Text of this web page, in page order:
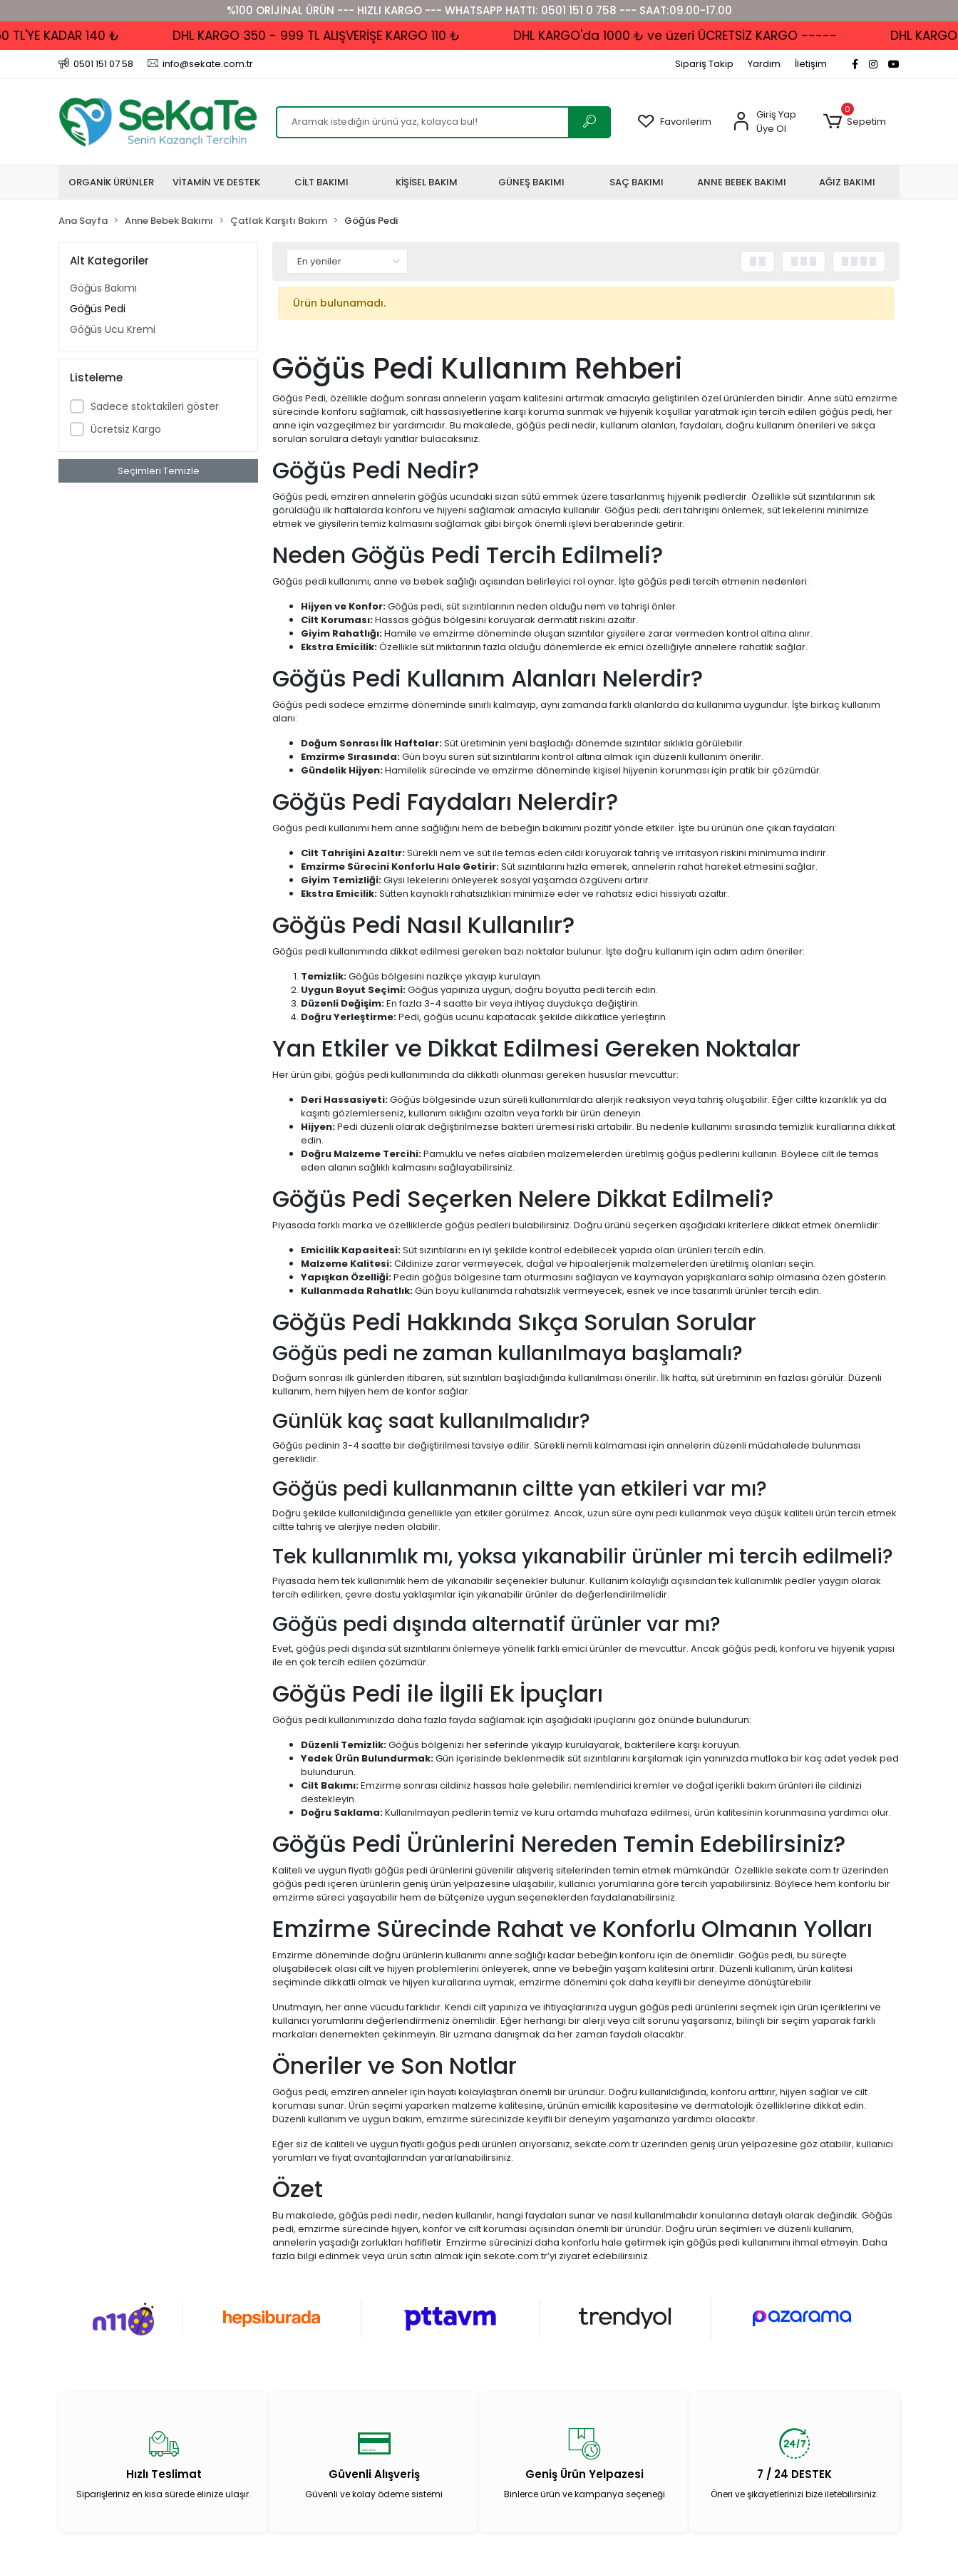
%100 ORİJİNAL ÜRÜN --- HIZLI KARGO --- WHATSAPP HATTI: 0501 151 0 758 --- SAAT:09.00-17.00
KADAR 140 ₺ DHL KARGO 350 - 999 TL ALIŞVERİŞE KARGO 110 ₺ DHL KARGO'da 1000 ₺ ve üzeri ÜCRETSİZ KARGO ----- DHL
0501 151 07 58 info@sekate.com.tr Sipariş Takip Yardım İletişim
Favorilerim
Giriş Yap
Üye Ol
0
Sepetim
ORGANİK ÜRÜNLER VİTAMİN VE DESTEK CİLT BAKIMI KİŞİSEL BAKIM GÜNEŞ BAKIMI SAÇ BAKIMI ANNE BEBEK BAKIMI AĞIZ BAKIMI
Ana Sayfa Anne Bebek Bakımı Çatlak Karşıtı Bakım Göğüs Pedi
Alt Kategoriler
Göğüs Bakımı
Göğüs Pedi
Göğüs Ucu Kremi
Listeleme
Sadece stoktakileri göster
Ücretsiz Kargo
Seçimleri Temizle
Ürün bulunamadı.
Göğüs Pedi Kullanım Rehberi
Göğüs Pedi, özellikle doğum sonrası annelerin yaşam kalitesini artırmak amacıyla geliştirilen özel ürünlerden biridir. Anne sütü emzirme
sürecinde konforu sağlamak, cilt hassasiyetlerine karşı koruma sunmak ve hijyenik koşullar yaratmak için tercih edilen göğüs pedi, her
anne için vazgeçilmez bir yardımcıdır. Bu makalede, göğüs pedi nedir, kullanım alanları, faydaları, doğru kullanım önerileri ve sıkça
sorulan sorulara detaylı yanıtlar bulacaksınız.
Göğüs Pedi Nedir?
Göğüs pedi, emziren annelerin göğüs ucundaki sızan sütü emmek üzere tasarlanmış hijyenik pedlerdir. Özellikle süt sızıntılarının sık
görüldüğü ilk haftalarda konforu ve hijyeni sağlamak amacıyla kullanılır. Göğüs pedi; deri tahrişini önlemek, süt lekelerini minimize
etmek ve giysilerin temiz kalmasını sağlamak gibi birçok önemli işlevi beraberinde getirir.
Neden Göğüs Pedi Tercih Edilmeli?
Göğüs pedi kullanımı, anne ve bebek sağlığı açısından belirleyici rol oynar. İşte göğüs pedi tercih etmenin nedenleri:
Hijyen ve Konfor:Göğüs pedi, süt sızıntılarının neden olduğu nem ve tahrişi önler.
Cilt Koruması:Hassas göğüs bölgesini koruyarak dermatit riskini azaltır.
Giyim Rahatlığı:Hamile ve emzirme döneminde oluşan sızıntılar giysilere zarar vermeden kontrol altına alınır.
Ekstra Emicilik:Özellikle süt miktarının fazla olduğu dönemlerde ek emici özelliğiyle annelere rahatlık sağlar.
Göğüs Pedi Kullanım Alanları Nelerdir?
Göğüs pedi sadece emzirme döneminde sınırlı kalmayıp, aynı zamanda farklı alanlarda da kullanıma uygundur. İşte birkaç kullanım
alanı:
Doğum Sonrası İlk Haftalar:Süt üretiminin yeni başladığı dönemde sızıntılar sıklıkla görülebilir.
Emzirme Sırasında:Gün boyu süren süt sızıntılarını kontrol altına almak için düzenli kullanım önerilir.
Gündelik Hijyen:Hamilelik sürecinde ve emzirme döneminde kişisel hijyenin korunması için pratik bir çözümdür.
Göğüs Pedi Faydaları Nelerdir?
Göğüs pedi kullanımı hem anne sağlığını hem de bebeğin bakımını pozitif yönde etkiler. İşte bu ürünün öne çıkan faydaları:
Cilt Tahrişini Azaltır:Sürekli nem ve süt ile temas eden cildi koruyarak tahriş ve irritasyon riskini minimuma indirir.
Emzirme Sürecini Konforlu Hale Getirir:Süt sızıntılarını hızla emerek, annelerin rahat hareket etmesini sağlar.
Giyim Temizliği:Giysi lekelerini önleyerek sosyal yaşamda özgüveni artırır.
Ekstra Emicilik:Sütten kaynaklı rahatsızlıkları minimize eder ve rahatsız edici hissiyatı azaltır.
Göğüs Pedi Nasıl Kullanılır?
Göğüs pedi kullanımında dikkat edilmesi gereken bazı noktalar bulunur. İşte doğru kullanım için adım adım öneriler:
Temizlik:Göğüs bölgesini nazikçe yıkayıp kurulayın.
Uygun Boyut Seçimi:Göğüs yapınıza uygun, doğru boyutta pedi tercih edin.
Düzenli Değişim:En fazla 3-4 saatte bir veya ihtiyaç duydukça değiştirin.
Doğru Yerleştirme:Pedi, göğüs ucunu kapatacak şekilde dikkatlice yerleştirin.
Yan Etkiler ve Dikkat Edilmesi Gereken Noktalar
Her ürün gibi, göğüs pedi kullanımında da dikkatli olunması gereken hususlar mevcuttur:
Deri Hassasiyeti:Göğüs bölgesinde uzun süreli kullanımlarda alerjik reaksiyon veya tahriş oluşabilir. Eğer ciltte kızarıklık ya da
kaşıntı gözlemlerseniz, kullanım sıklığını azaltın veya farklı bir ürün deneyin.
Hijyen:Pedi düzenli olarak değiştirilmezse bakteri üremesi riski artabilir. Bu nedenle kullanımı sırasında temizlik kurallarına dikkat
edin.
Doğru Malzeme Tercihi:Pamuklu ve nefes alabilen malzemelerden üretilmiş göğüs pedlerini kullanın. Böylece cilt ile temas
eden alanın sağlıklı kalmasını sağlayabilirsiniz.
Göğüs Pedi Seçerken Nelere Dikkat Edilmeli?
Piyasada farklı marka ve özelliklerde göğüs pedleri bulabilirsiniz. Doğru ürünü seçerken aşağıdaki kriterlere dikkat etmek önemlidir:
Emicilik Kapasitesi:Süt sızıntılarını en iyi şekilde kontrol edebilecek yapıda olan ürünleri tercih edin.
Malzeme Kalitesi:Cildinize zarar vermeyecek, doğal ve hipoalerjenik malzemelerden üretilmiş olanları seçin.
Yapışkan Özelliği:Pedin göğüs bölgesine tam oturmasını sağlayan ve kaymayan yapışkanlara sahip olmasına özen gösterin.
Kullanmada Rahatlık:Gün boyu kullanımda rahatsızlık vermeyecek, esnek ve ince tasarımlı ürünler tercih edin.
Göğüs Pedi Hakkında Sıkça Sorulan Sorular
Göğüs pedi ne zaman kullanılmaya başlamalı?
Doğum sonrası ilk günlerden itibaren, süt sızıntıları başladığında kullanılması önerilir. İlk hafta, süt üretiminin en fazlası görülür. Düzenli
kullanım, hem hijyen hem de konfor sağlar.
Günlük kaç saat kullanılmalıdır?
Göğüs pedinin 3-4 saatte bir değiştirilmesi tavsiye edilir. Sürekli nemli kalmaması için annelerin düzenli müdahalede bulunması
gereklidir.
Göğüs pedi kullanmanın ciltte yan etkileri var mı?
Doğru şekilde kullanıldığında genellikle yan etkiler görülmez. Ancak, uzun süre aynı pedi kullanmak veya düşük kaliteli ürün tercih etmek
ciltte tahriş ve alerjiye neden olabilir.
Tek kullanımlık mı, yoksa yıkanabilir ürünler mi tercih edilmeli?
Piyasada hem tek kullanımlık hem de yıkanabilir seçenekler bulunur. Kullanım kolaylığı açısından tek kullanımlık pedler yaygın olarak
tercih edilirken, çevre dostu yaklaşımlar için yıkanabilir ürünler de değerlendirilmelidir.
Göğüs pedi dışında alternatif ürünler var mı?
Evet, göğüs pedi dışında süt sızıntılarını önlemeye yönelik farklı emici ürünler de mevcuttur. Ancak göğüs pedi, konforu ve hijyenik yapısı
ile en çok tercih edilen çözümdür.
Göğüs Pedi ile İlgili Ek İpuçları
Göğüs pedi kullanımınızda daha fazla fayda sağlamak için aşağıdaki ipuçlarını göz önünde bulundurun:
Düzenli Temizlik:Göğüs bölgenizi her seferinde yıkayıp kurulayarak, bakterilere karşı koruyun.
Yedek Ürün Bulundurmak:Gün içerisinde beklenmedik süt sızıntılarını karşılamak için yanınızda mutlaka bir kaç adet yedek ped
bulundurun.
Cilt Bakımı:Emzirme sonrası cildiniz hassas hale gelebilir; nemlendirici kremler ve doğal içerikli bakım ürünleri ile cildinizi
destekleyin.
Doğru Saklama:Kullanılmayan pedlerin temiz ve kuru ortamda muhafaza edilmesi, ürün kalitesinin korunmasına yardımcı olur.
Göğüs Pedi Ürünlerini Nereden Temin Edebilirsiniz?
Kaliteli ve uygun fiyatlı göğüs pedi ürünlerini güvenilir alışveriş sitelerinden temin etmek mümkündür. Özellikle sekate.com.tr üzerinden
göğüs pedi içeren ürünlerin geniş ürün yelpazesine ulaşabilir, kullanıcı yorumlarına göre tercih yapabilirsiniz. Böylece hem konforlu bir
emzirme süreci yaşayabilir hem de bütçenize uygun seçeneklerden faydalanabilirsiniz.
Emzirme Sürecinde Rahat ve Konforlu Olmanın Yolları
Emzirme döneminde doğru ürünlerin kullanımı anne sağlığı kadar bebeğin konforu için de önemlidir. Göğüs pedi, bu süreçte
oluşabilecek olası cilt ve hijyen problemlerini önleyerek, anne ve bebeğin yaşam kalitesini artırır. Düzenli kullanım, ürün kalitesi
seçiminde dikkatli olmak ve hijyen kurallarına uymak, emzirme dönemini çok daha keyifli bir deneyime dönüştürebilir.
Unutmayın, her anne vücudu farklıdır. Kendi cilt yapınıza ve ihtiyaçlarınıza uygun göğüs pedi ürünlerini seçmek için ürün içeriklerini ve
kullanıcı yorumlarını değerlendirmeniz önemlidir. Eğer herhangi bir alerji veya cilt sorunu yaşarsanız, bilinçli bir seçim yaparak farklı
markaları denemekten çekinmeyin. Bir uzmana danışmak da her zaman faydalı olacaktır.
Öneriler ve Son Notlar
Göğüs pedi, emziren anneler için hayatı kolaylaştıran önemli bir üründür. Doğru kullanıldığında, konforu arttırır, hijyen sağlar ve cilt
koruması sunar. Ürün seçimi yaparken malzeme kalitesine, ürünün emicilik kapasitesine ve dermatolojik özelliklerine dikkat edin.
Düzenli kullanım ve uygun bakım, emzirme sürecinizde keyifli bir deneyim yaşamanıza yardımcı olacaktır.
Eğer siz de kaliteli ve uygun fiyatlı göğüs pedi ürünleri arıyorsanız, sekate.com.tr üzerinden geniş ürün yelpazesine göz atabilir, kullanıcı
yorumları ve fiyat avantajlarından yararlanabilirsiniz.
Özet
Bu makalede, göğüs pedi nedir, neden kullanılır, hangi faydaları sunar ve nasıl kullanılmalıdır konularına detaylı olarak değindik. Göğüs
pedi, emzirme sürecinde hijyen, konfor ve cilt koruması açısından önemli bir üründür. Doğru ürün seçimleri ve düzenli kullanım,
annelerin yaşadığı zorlukları hafifletir. Emzirme sürecinizi daha konforlu hale getirmek için göğüs pedi kullanımını ihmal etmeyin. Daha
fazla bilgi edinmek veya ürün satın almak için sekate.com.tr’yi ziyaret edebilirsiniz.
Hızlı Teslimat
Siparişleriniz en kısa sürede elinize ulaşır.
Güvenli Alışveriş
Güvenli ve kolay ödeme sistemi
Geniş Ürün Yelpazesi
Binlerce ürün ve kampanya seçeneği
7 / 24 DESTEK
Öneri ve şikayetlerinizi bize iletebilirsiniz.